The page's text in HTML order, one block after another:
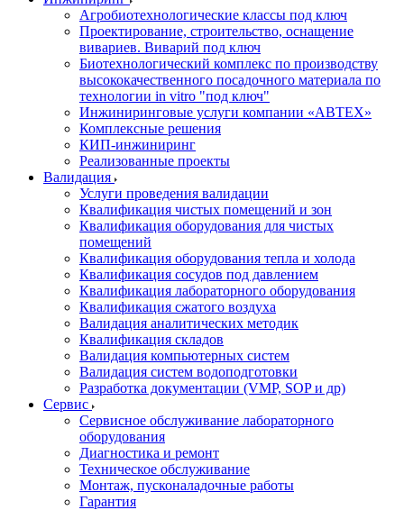
Агробиотехнологические классы под ключ
Проектирование, строительство, оснащение
вивариев. Виварий под ключ
Биотехнологический комплекс по производству
высококачественного посадочного материала по
технологии in vitro "под ключ"
Инжиниринговые услуги компании «АВТЕХ»
Комплексные решения
КИП-инжиниринг
Реализованные проекты
Валидация
Услуги проведения валидации
Квалификация чистых помещений и зон
Квалификация оборудования для чистых
помещений
Квалификация оборудования тепла и холода
Квалификация сосудов под давлением
Квалификация лабораторного оборудования
Квалификация сжатого воздуха
Валидация аналитических методик
Квалификация складов
Валидация компьютерных систем
Валидация систем водоподготовки
Разработка документации (VMP, SOP и др)
Cервис
Сервисное обслуживание лабораторного
оборудования
Диагностика и ремонт
Техническое обслуживание
Монтаж, пусконаладочные работы
Гарантия